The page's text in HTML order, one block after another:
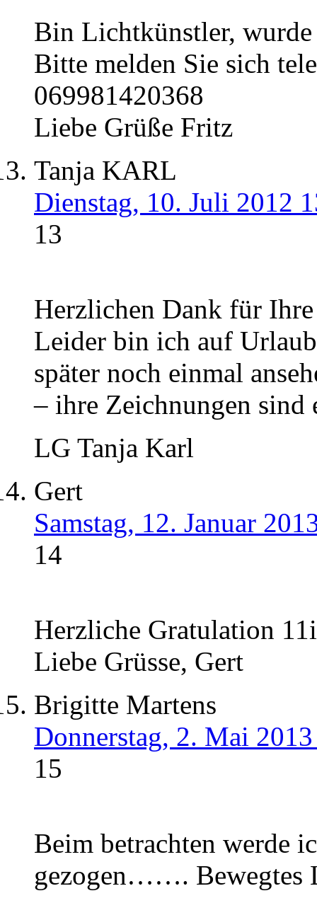
Bin Lichtkünstler,
Bitte melden Sie sich
069981420368
Liebe Grüße Fritz
Tanja KARL
Dienstag, 10. Juli 2012
13
Herzlichen Dank für
Leider bin ich auf
später noch einmal
– ihre Zeichnungen sind
LG Tanja Karl
Gert
Samstag, 12. Januar
14
Herzliche Gratulation
Liebe Grüsse, Gert
Brigitte Martens
Donnerstag, 2. Mai
15
Beim betrachten werde
gezogen……. Bewegtes